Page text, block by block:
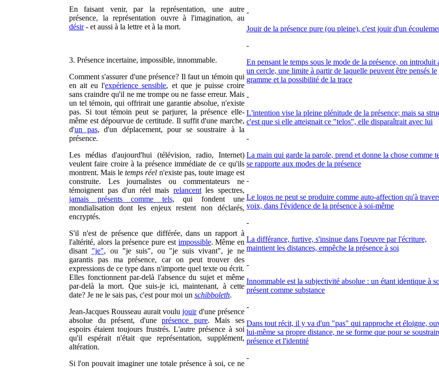
En faisant venir, par la représentation, une autre
présence, la représentation ouvre à l'imagination, au
désir- et aussi à la lettre et à la mort.
3. Présence incertaine, impossible, innommable.
Comment s'assurer d'une présence? Il faut un témoin qui
en ait eu l'expérience sensible, et que je puisse croire
sans craindre qu'il ne me trompe ou ne fasse erreur. Mais
un tel témoin, qui offrirait une garantie absolue, n'existe
pas. Si tout témoin peut se parjurer, la présence elle-
même est dépourvue de certitude. Il suffit d'une marche,
d'un pas, d'un déplacement, pour se soustraire à la
présence.
Les médias d'aujourd'hui (télévision, radio, Internet)
veulent faire croire à la présence immédiate de ce qu'ils
montrent. Mais letemps réel n'existe pas, toute image est
construite. Les journalistes ou commentateurs ne
témoignent pas d'un réel mais relancentles spectres,
jamais présents comme tels, qui fondent une
mondialisation dont les enjeux restent non déclarés,
encryptés.
S'il n'est de présence que différée, dans un rapport à
l'altérité, alors la présence pure est impossible. Même en
disant "je", ou "je suis", ou "je suis vivant", je ne
garantis pas ma présence, car on peut trouver des
expressions de ce type dans n'importe quel texte ou écrit.
Elles fonctionnent par-delà l'absence du sujet et même
par-delà la mort. Que suis-je ici, maintenant, à cette
date? Je ne le sais pas, c'est pour moi un schibboleth.
Jean-Jacques Rousseau aurait voulujouird'une présence
absolue du présent, d'uneprésence pure. Mais ses
espoirs étaient toujours frustrés. L'autre présence à soi
qu'il espérait n'était que représentation, supplément,
altération.
Si l'on pouvait imaginer une totale présence à soi, ce ne
-
Jouir de la présence pure (ou pleine), c'est jouir d'un
-
En pensant le temps sous le mode de la présence, on introduit
un cercle, une limite à partir de laquelle peuvent être pensés le
gramme et la possibilité de la trace
-
L'intention vise la pleine plénitude de la présence; mais sa
c'est que si elle atteignait ce "telos", elle disparaîtrait avec lui
-
La main qui garde la parole, prend et donne la chose comme
se rapporte aux modes de la présence
-
Le logos ne peut se produire comme auto-affection qu'à
voix, dans l'évidence de la présence à soi-même
-
La différance, furtive, s'insinue dans l'oeuvre par l'écriture,
maintient les distances, empêche la présence à soi
-
Innommable est la subjectivité absolue : un étant identique à
présent comme substance
-
Dans tout récit, il y va d'un "pas" qui rapproche et éloigne,
lui-même sa propre distance, ne se forme que pour se
présence et l'identité
-